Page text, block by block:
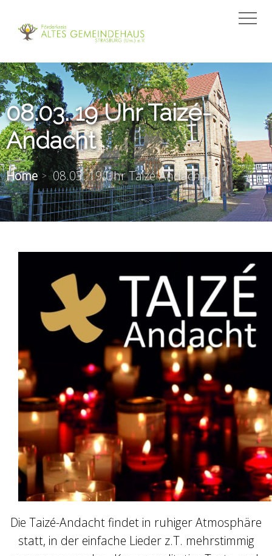
08.03. 19 Uhr Taizé-
Andacht
Home 08.03. 19 Uhr Taizé-Andacht
Die Taizé-Andacht findet in ruhiger Atmosphäre
statt, in der einfache Lieder z.T. mehrstimmig